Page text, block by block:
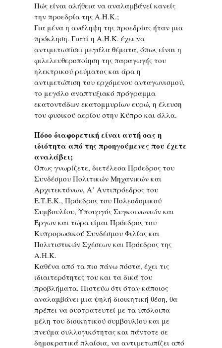
Πώς είναι αλήθεια να αναλαμβάνεί κανείς
την προεδρία της Α.Η.Κ.;
Για μένα η ανάληψη της προεδρίας ήταν μια
πρόκληση. Γιατί η Α.Η.Κ. έχει να
αντιμετωπίσει μεγάλα θέματα, όπως είναι η
φιλελευθεροποίηση της παραγωγής του
ηλεκτρικού ρεύματος και άρα η
αντιμετώπιση του ερχόμενου ανταγωνισμού,
το μεγάλο αναπτυξιακό πρόγραμμα
εκατοντάδων εκατομμυρίων ευρώ, η έλευση
του φυσικού αερίου στην Κύπρο και άλλα.
Πόσο διαφορετική είναι αυτή σας η
ιδιότητα από της προηγούμενες που έχετε
αναλάβει;
Όπως γνωρίζετε, διετέλεσα Πρόεδρος του
Συνδέσμου Πολιτικών Μηχανικών και
Αρχιτεκτόνων, Α’ Αντιπρόεδρος του
Ε.Τ.Ε.Κ., Πρόεδρος του Πολεοδομικού
Συμβουλίου, Υπουργός Συγκοινωνιών και
Έργων και τώρα είμαι Πρόεδρος του
Κυπρορωσικού Συνδέσμου Φιλίας και
Πολιτιστικών Σχέσεων και Πρόεδρος της
Α.Η.Κ.
Καθένα από τα πιο πάνω πόστα, έχει τις
ιδιαιτερότητες του και τα δικά του
προβλήματα. Πιστεύω ότι όταν κάποιος
αναλαμβάνει μια ψηλή διοικητική θέση, θα
πρέπει να συστρατευτεί με τα υπόλοιπα
μέλη του διοικητικού συμβουλίου και με
πνεύμα συλλογικότητας και πάντοτε σε
δημοκρατικά πλαίσια, να αντιμετωπίζει από